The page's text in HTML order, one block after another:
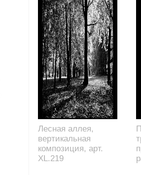
Лесная аллея,
вертикальная
композиция, арт.
XL.219